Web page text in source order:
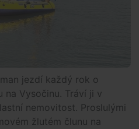
jezdí každý rok o
na Vysočinu. Tráví ji v
nemovitost. Proslulými
žlutém člunu na